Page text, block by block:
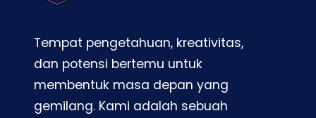
Tempat pengetahuan, kreativitas,
dan potensi bertemu untuk
membentuk masa depan yang
gemilang. Kami adalah sebuah